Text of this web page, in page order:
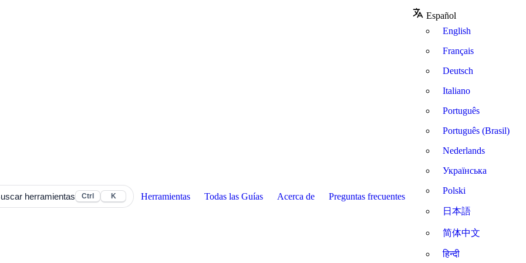
herramientas Ctrl K Herramientas Todas las Guías Acerca de Preguntas frecuentes
Español
English
Français
Deutsch
Italiano
Português
Português (Brasil)
Nederlands
Українська
Polski
日本語
简体中文
हिन्दी